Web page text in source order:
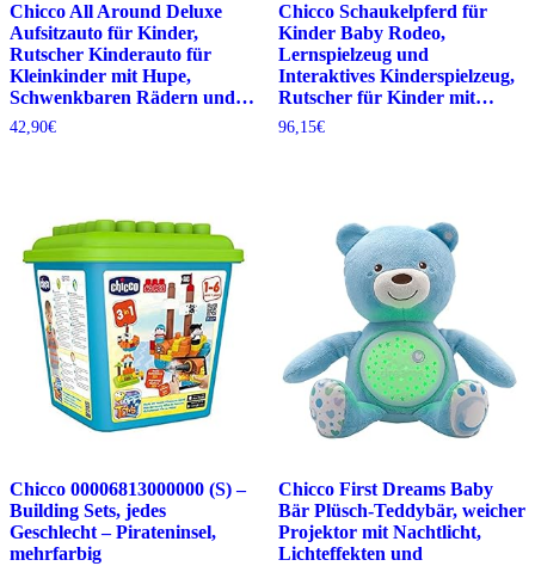
Chicco All Around Deluxe
Aufsitzauto für Kinder,
Rutscher Kinderauto für
Kleinkinder mit Hupe,
Schwenkbaren Rädern und…
42,90€
Chicco Schaukelpferd für
Kinder Baby Rodeo,
Lernspielzeug und
Interaktives Kinderspielzeug,
Rutscher für Kinder mit…
96,15€
Chicco 00006813000000 (S) –
Building Sets, jedes
Geschlecht – Pirateninsel,
mehrfarbig
Chicco First Dreams Baby
Bär Plüsch-Teddybär, weicher
Projektor mit Nachtlicht,
Lichteffekten und